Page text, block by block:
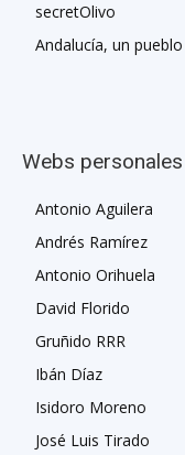
secretOlivo
Andalucía, un
Webs personales
Antonio Aguilera
Andrés Ramírez
Antonio Orihuela
David Florido
Gruñido RRR
Ibán Díaz
Isidoro Moreno
José Luis Tirado